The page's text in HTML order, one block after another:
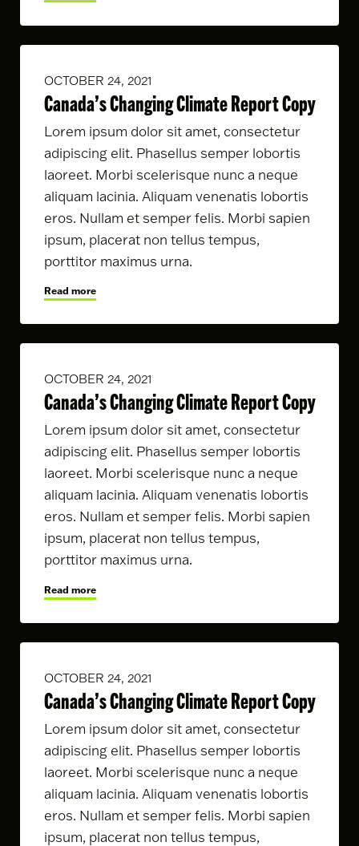
OCTOBER 24, 2021
Canada’s Changing Climate Report Copy
Lorem ipsum dolor sit amet, consectetur
adipiscing elit. Phasellus semper lobortis
laoreet. Morbi scelerisque nunc a neque
aliquam lacinia. Aliquam venenatis lobortis
eros. Nullam et semper felis. Morbi sapien
ipsum, placerat non tellus tempus,
porttitor maximus urna.
Read more
OCTOBER 24, 2021
Canada’s Changing Climate Report Copy
Lorem ipsum dolor sit amet, consectetur
adipiscing elit. Phasellus semper lobortis
laoreet. Morbi scelerisque nunc a neque
aliquam lacinia. Aliquam venenatis lobortis
eros. Nullam et semper felis. Morbi sapien
ipsum, placerat non tellus tempus,
porttitor maximus urna.
Read more
OCTOBER 24, 2021
Canada’s Changing Climate Report Copy
Lorem ipsum dolor sit amet, consectetur
adipiscing elit. Phasellus semper lobortis
laoreet. Morbi scelerisque nunc a neque
aliquam lacinia. Aliquam venenatis lobortis
eros. Nullam et semper felis. Morbi sapien
ipsum, placerat non tellus tempus,